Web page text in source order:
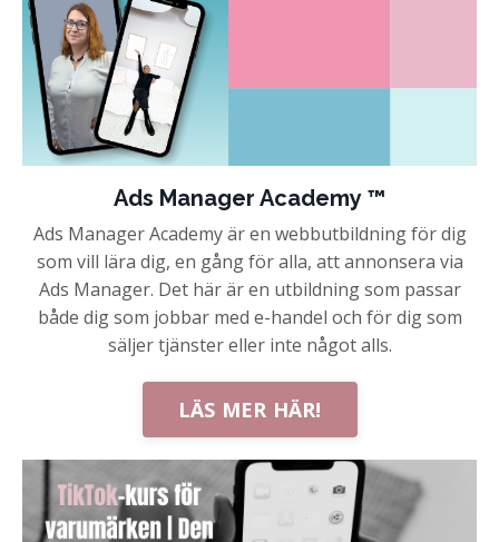
Ads Manager Academy ™
Ads Manager Academy är en webbutbildning för dig
som vill lära dig, en gång för alla, att annonsera via
Ads Manager. Det här är en utbildning som passar
både dig som jobbar med e-handel och för dig som
säljer tjänster eller inte något alls.
LÄS MER HÄR!